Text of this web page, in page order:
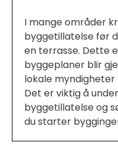
I mange områder
byggetillatelse før
en terrasse. Dette
byggeplaner blir
lokale
Det er viktig å
byggetillatelse og
du starter